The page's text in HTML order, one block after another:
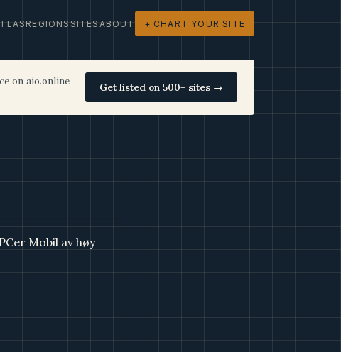
REGIONSSITESABOUT + CHART YOUR SITE
on aio.online
Get listed on 500+ sites →
Mobil av høy